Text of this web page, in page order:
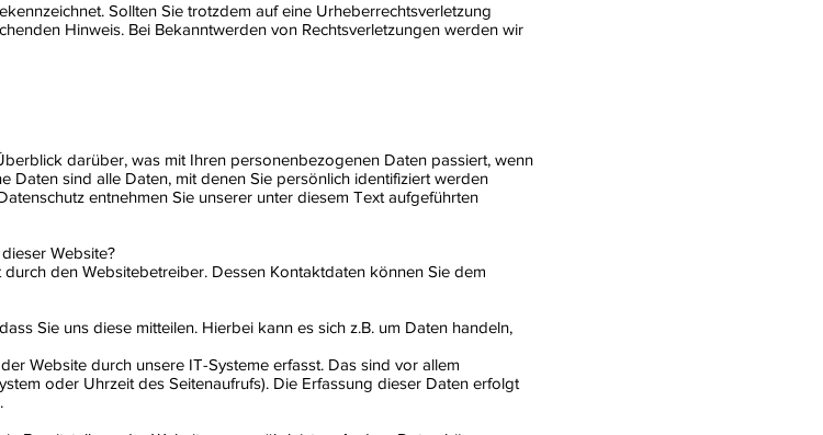
Sollten Sie trotzdem auf eine Urheberrechtsverletzung
Hinweis. Bei Bekanntwerden von Rechtsverletzungen werden wir
darüber, was mit Ihren personenbezogenen Daten passiert, wenn
Daten sind alle Daten, mit denen Sie persönlich identifiziert werden
entnehmen Sie unserer unter diesem Text aufgeführten
Website?
den Websitebetreiber. Dessen Kontaktdaten können Sie dem
Sie uns diese mitteilen. Hierbei kann es sich z.B. um Daten handeln,
Website durch unsere IT-Systeme erfasst. Das sind vor allem
oder Uhrzeit des Seitenaufrufs). Die Erfassung dieser Daten erfolgt